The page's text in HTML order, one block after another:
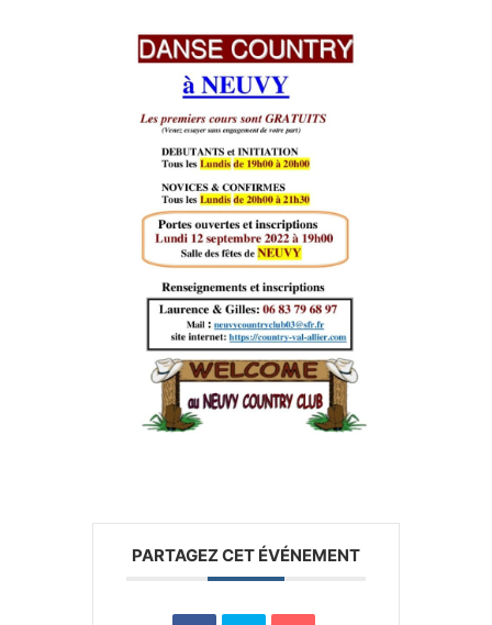
PARTAGEZ CET ÉVÉNEMENT